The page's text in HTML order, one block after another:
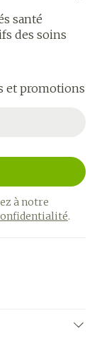
santé
des soins
et promotions
à notre
.